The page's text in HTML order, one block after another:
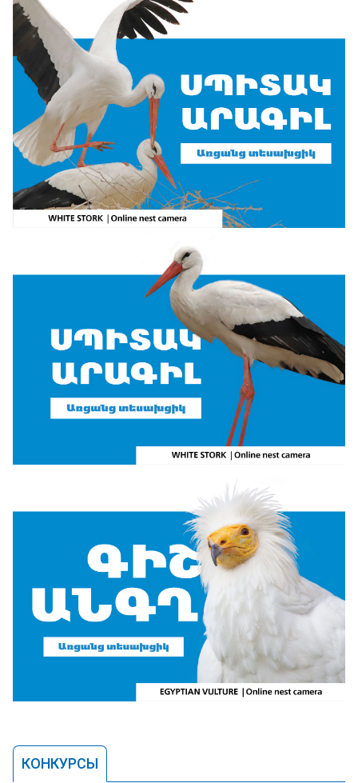
КОНКУРСЫ